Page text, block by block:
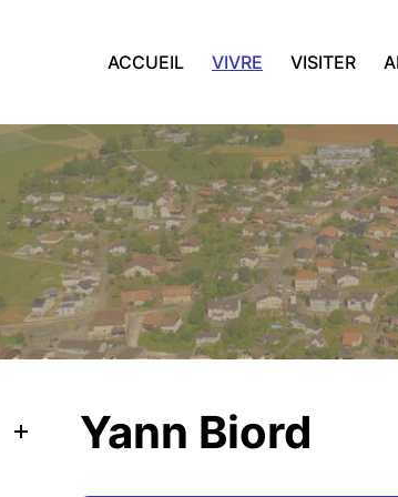
ACCUEIL VIVRE VISITER
Ouvrir
Yann Biord